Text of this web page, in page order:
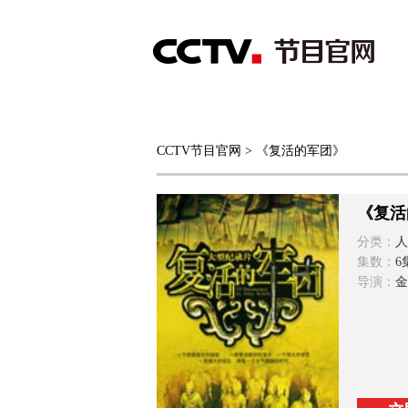
综合 新闻 财经 综艺 中文国际
CCTV节目官网 > 《复活的军团》
《复
分类：
集数： 6
导演：